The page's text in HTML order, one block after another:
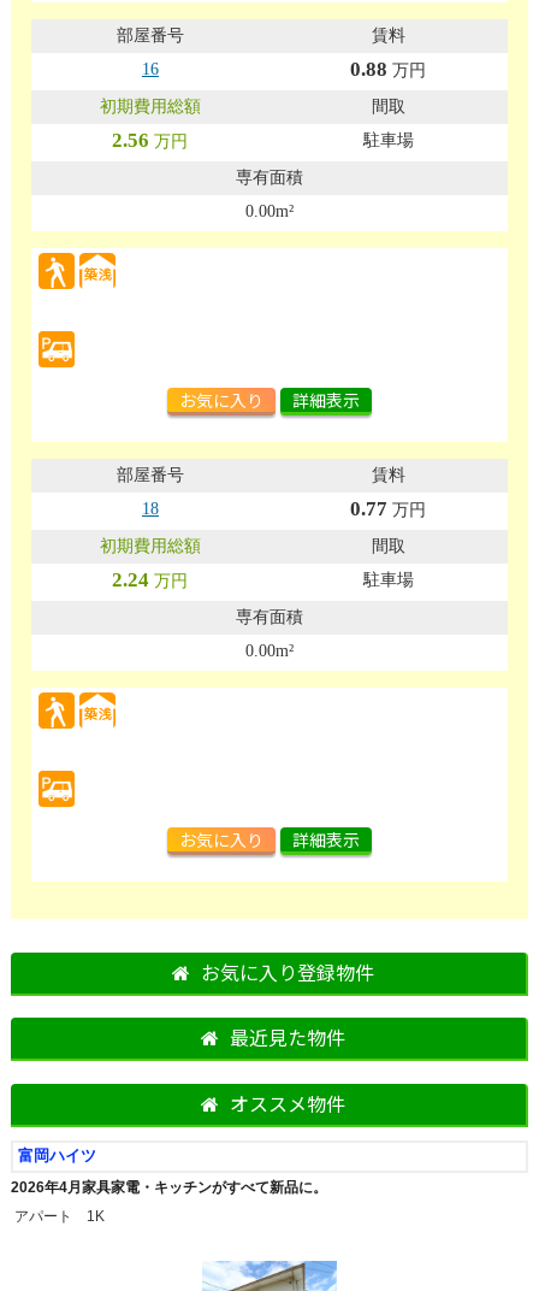
16 0.88 万円
2.56 万円 駐車場
0.00m²
お気に入り 詳細表示
18 0.77 万円
2.24 万円 駐車場
0.00m²
お気に入り 詳細表示
お気に入り登録物件
最近見た物件
オススメ物件
富岡ハイツ
2026年4月家具家電・キッチンがすべて新品に。
アパート 1K